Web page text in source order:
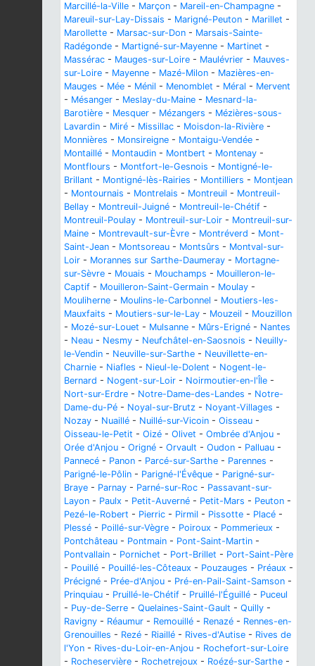
Marcillé-la-Ville - Marçon - Mareil-en-Champagne -
Mareuil-sur-Lay-Dissais - Marigné-Peuton - Marillet -
Marollette - Marsac-sur-Don - Marsais-Sainte-
Radégonde - Martigné-sur-Mayenne - Martinet -
Massérac - Mauges-sur-Loire - Maulévrier - Mauves-
sur-Loire - Mayenne - Mazé-Milon - Mazières-en-
Mauges - Mée - Ménil - Menomblet - Méral - Mervent
- Mésanger - Meslay-du-Maine - Mesnard-la-
Barotière - Mesquer - Mézangers - Mézières-sous-
Lavardin - Miré - Missillac - Moisdon-la-Rivière -
Monnières - Monsireigne - Montaigu-Vendée -
Montaillé - Montaudin - Montbert - Montenay -
Montflours - Montfort-le-Gesnois - Montigné-le-
Brillant - Montigné-lès-Rairies - Montilliers - Montjean
- Montournais - Montrelais - Montreuil - Montreuil-
Bellay - Montreuil-Juigné - Montreuil-le-Chétif -
Montreuil-Poulay - Montreuil-sur-Loir - Montreuil-sur-
Maine - Montrevault-sur-Èvre - Montréverd - Mont-
Saint-Jean - Montsoreau - Montsûrs - Montval-sur-
Loir - Morannes sur Sarthe-Daumeray - Mortagne-
sur-Sèvre - Mouais - Mouchamps - Mouilleron-le-
Captif - Mouilleron-Saint-Germain - Moulay -
Mouliherne - Moulins-le-Carbonnel - Moutiers-les-
Mauxfaits - Moutiers-sur-le-Lay - Mouzeil - Mouzillon
- Mozé-sur-Louet - Mulsanne - Mûrs-Erigné - Nantes
- Neau - Nesmy - Neufchâtel-en-Saosnois - Neuilly-
le-Vendin - Neuville-sur-Sarthe - Neuvillette-en-
Charnie - Niafles - Nieul-le-Dolent - Nogent-le-
Bernard - Nogent-sur-Loir - Noirmoutier-en-l'Île -
Nort-sur-Erdre - Notre-Dame-des-Landes - Notre-
Dame-du-Pé - Noyal-sur-Brutz - Noyant-Villages -
Nozay - Nuaillé - Nuillé-sur-Vicoin - Oisseau -
Oisseau-le-Petit - Oizé - Olivet - Ombrée d'Anjou -
Orée d'Anjou - Origné - Orvault - Oudon - Palluau -
Pannecé - Panon - Parcé-sur-Sarthe - Parennes -
Parigné-le-Pôlin - Parigné-l'Évêque - Parigné-sur-
Braye - Parnay - Parné-sur-Roc - Passavant-sur-
Layon - Paulx - Petit-Auverné - Petit-Mars - Peuton -
Pezé-le-Robert - Pierric - Pirmil - Pissotte - Placé -
Plessé - Poillé-sur-Vègre - Poiroux - Pommerieux -
Pontchâteau - Pontmain - Pont-Saint-Martin -
Pontvallain - Pornichet - Port-Brillet - Port-Saint-Père
- Pouillé - Pouillé-les-Côteaux - Pouzauges - Préaux -
Précigné - Prée-d'Anjou - Pré-en-Pail-Saint-Samson -
Prinquiau - Pruillé-le-Chétif - Pruillé-l'Éguillé - Puceul
- Puy-de-Serre - Quelaines-Saint-Gault - Quilly -
Ravigny - Réaumur - Remouillé - Renazé - Rennes-en-
Grenouilles - Rezé - Riaillé - Rives-d'Autise - Rives de
l'Yon - Rives-du-Loir-en-Anjou - Rochefort-sur-Loire
- Rocheservière - Rochetrejoux - Roézé-sur-Sarthe -